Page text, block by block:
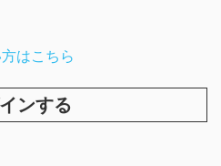
はこちら
ンする